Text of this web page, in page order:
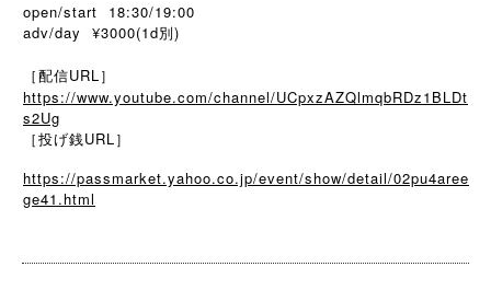
open/start 18:30/19:00
adv/day ¥3000(1d別)
［配信URL］
https://www.youtube.com/channel/UCpxzAZQlmqbRDz1BLDt
s2Ug
［投げ銭URL］
https://passmarket.yahoo.co.jp/event/show/detail/02pu4aree
ge41.html